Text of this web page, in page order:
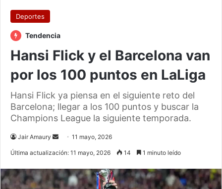
Deportes
Tendencia
Hansi Flick y el Barcelona van
por los 100 puntos en LaLiga
Hansi Flick ya piensa en el siguiente reto del
Barcelona; llegar a los 100 puntos y buscar la
Champions League la siguiente temporada.
Jair Amaury
Send
an
11 mayo, 2026
Última actualización: 11 mayo, 2026 14 1 minuto leído